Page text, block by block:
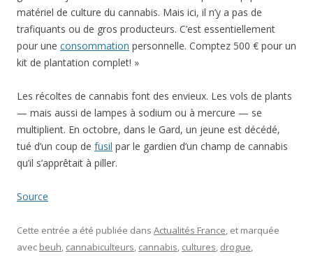
matériel de culture du cannabis. Mais ici, il n’y a pas de
trafiquants ou de gros producteurs. C’est essentiellement
pour une consommation personnelle. Comptez 500 € pour un
kit de plantation complet! »
Les récoltes de cannabis font des envieux. Les vols de plants
— mais aussi de lampes à sodium ou à mercure — se
multiplient. En octobre, dans le Gard, un jeune est décédé,
tué d’un coup de fusil par le gardien d’un champ de cannabis
qu’il s’apprêtait à piller.
Source
Cette entrée a été publiée dans Actualités France, et marquée
avec beuh, cannabiculteurs, cannabis, cultures, drogue,